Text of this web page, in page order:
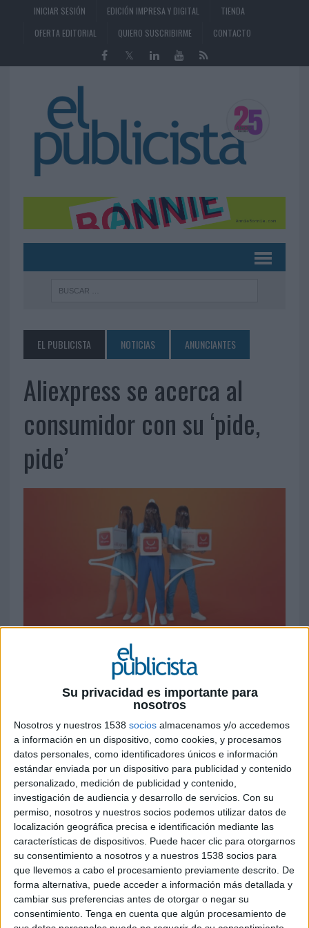
Su privacidad es importante para
nosotros
Nosotros y nuestros 1538 socios almacenamos y/o accedemos
a información en un dispositivo, como cookies, y procesamos
datos personales, como identificadores únicos e información
estándar enviada por un dispositivo para publicidad y contenido
personalizado, medición de publicidad y contenido,
investigación de audiencia y desarrollo de servicios. Con su
permiso, nosotros y nuestros socios podemos utilizar datos de
localización geográfica precisa e identificación mediante las
características de dispositivos. Puede hacer clic para otorgarnos
su consentimiento a nosotros y a nuestros 1538 socios para
que llevemos a cabo el procesamiento previamente descrito. De
forma alternativa, puede acceder a información más detallada y
cambiar sus preferencias antes de otorgar o negar su
consentimiento. Tenga en cuenta que algún procesamiento de
INICIAR SESIÓN EDICIÓN IMPRESA Y DIGITAL
TIENDA
OFERTA EDITORIAL
QUIERO SUSCRIBIRME CONTACTO
EL PUBLICISTA NOTICIAS ANUNCIANTES
Aliexpress se acerca al
consumidor con su ‘pide,
pide’
29 DE SEPTIEMBRE DE 2020
La marca ha lanzado otra proyección dentro
de su campaña con la que pretende dejar de
ser una marca global y estar al lado de los
clientes, conectando con ellos de la forma
más notoria posible
Después de la realización de un concurso con
varias agencias, finalmenteAliExpressapostó
por la campaña ideada porVMLY&R Barcelona
‘Pide, Pide’, bajo el concepto “pedir mejor,
cuesta muy poco”. El objetivo de la campaña es
seguir conectando la marca con los consumidores
españoles de la forma más notoria posible.
Para ello, se han iconizado las casas con los
mismos colores de la marca y se muestra a las
personas que compran en AliExpress con una